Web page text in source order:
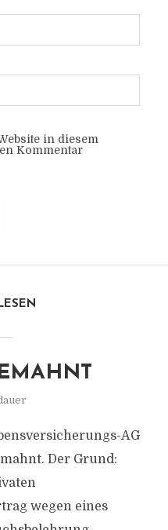
in diesem
Kommentar
AG
Der Grund:
wegen eines